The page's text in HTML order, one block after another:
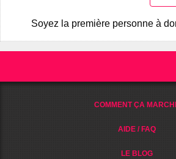
Soyez la première personne à
COMMENT ÇA
AIDE / FAQ
LE BLOG